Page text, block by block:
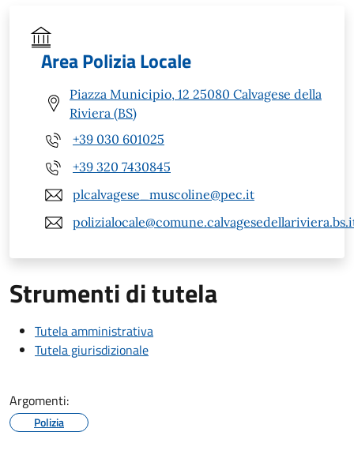
Area Polizia Locale
Piazza Municipio, 12 25080 Calvagese della
Riviera (BS)
+39 030 601025
+39 320 7430845
plcalvagese_muscoline@pec.it
Strumenti di tutela
Tutela amministrativa
Tutela giurisdizionale
Argomenti:
Polizia